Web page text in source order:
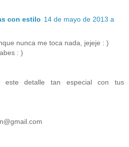
con estilo 14 de mayo de 2013 a
nunca me toca nada, jejeje : )
: )
detalle tan especial con tus